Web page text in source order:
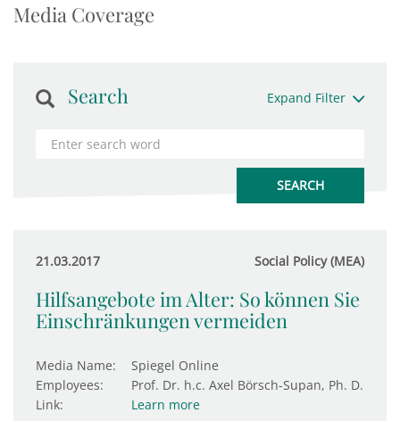
Media Coverage
Search Expand Filter
21.03.2017 Social Policy (MEA)
Hilfsangebote im Alter: So können Sie
Einschränkungen vermeiden
Media Name:
Spiegel Online
Employees:
Prof. Dr. h.c. Axel Börsch-Supan, Ph. D.
Link:
Learn more